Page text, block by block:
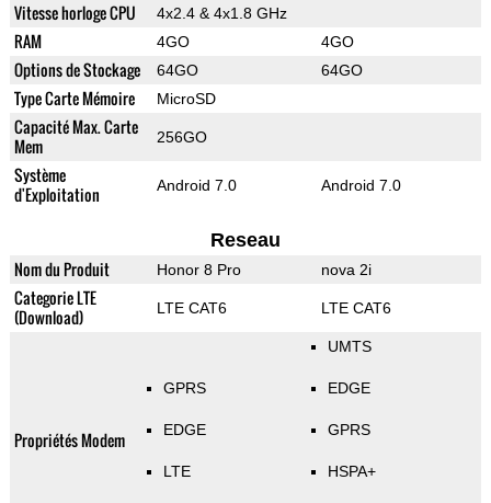
Vitesse horloge CPU 4x2.4 & 4x1.8 GHz
RAM 4GO 4GO
Options de Stockage 64GO 64GO
Type Carte Mémoire MicroSD
Capacité Max. Carte
Mem
256GO
Système
d'Exploitation
Android 7.0 Android 7.0
Reseau
Nom du Produit Honor 8 Pro nova 2i
Categorie LTE
(Download)
LTE CAT6 LTE CAT6
Propriétés Modem
GPRS
EDGE
LTE
UMTS
EDGE
GPRS
HSPA+